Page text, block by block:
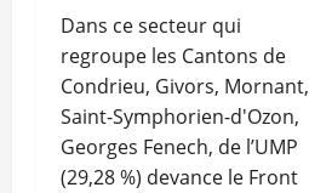
Dans ce secteur qui
regroupe les Cantons de
Condrieu, Givors, Mornant,
Saint-Symphorien-d'Ozon,
Georges Fenech, de l’UMP
(29,28 %) devance le Front